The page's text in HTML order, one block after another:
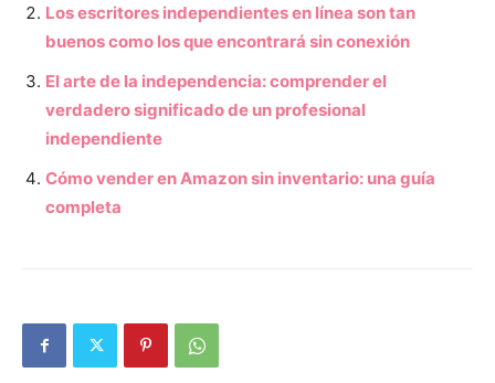
Los escritores independientes en línea son tan
buenos como los que encontrará sin conexión
El arte de la independencia: comprender el
verdadero significado de un profesional
independiente
Cómo vender en Amazon sin inventario: una guía
completa